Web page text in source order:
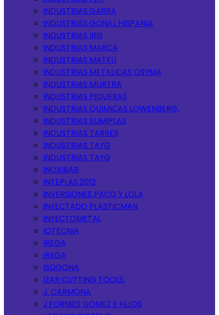
INDUSTRIAS GARRA
INDUSTRIAS GONAL HISPANIA
INDUSTRIAS IRIS
INDUSTRIAS MARCA
INDUSTRIAS MATEU
INDUSTRIAS METALICAS OSYMA
INDUSTRIAS MURTRA
INDUSTRIAS PIQUERAS
INDUSTRIAS QUIMICAS LOWENBERG,
INDUSTRIAS SUMIPLAS
INDUSTRIAS TARRES
INDUSTRIAS TAYG
INDUSTRIAS TAYG
INOXIBAR
INTEPLAS 2012
INVERSIONES PACO Y LOLA
INYECTADO PLASTICMAN
INYECTOMETAL
IOTECNIA
IREGA
IREGA
ISOGONA
IZAR CUTTING TOOLS.
J. CARMONA
J.FORNIES GOMEZ E HIJOS